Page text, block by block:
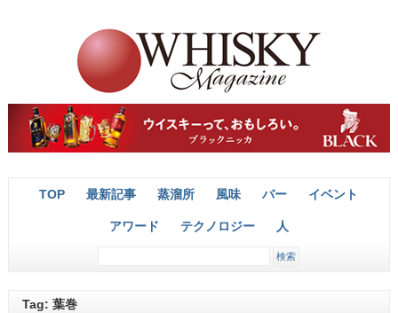
TOP 最新記事 蒸溜所 風味 バー イベント
アワード テクノロジー 人
Tag: 葉巻